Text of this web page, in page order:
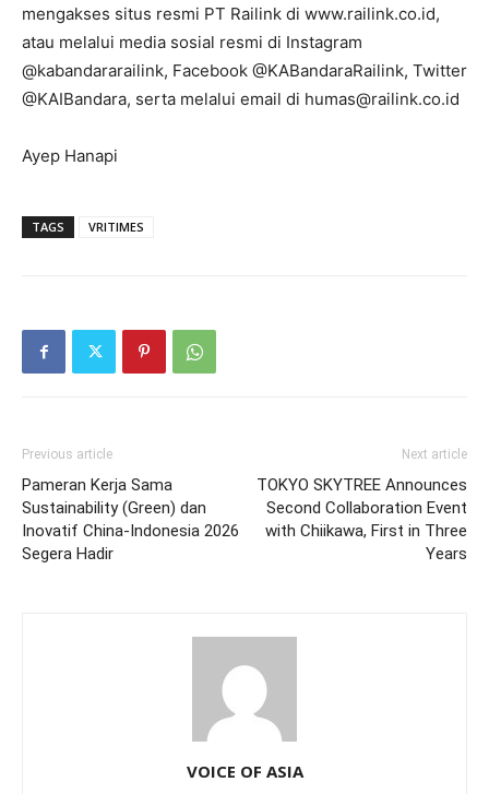
mengakses situs resmi PT Railink di www.railink.co.id,
atau melalui media sosial resmi di Instagram
@kabandararailink, Facebook @KABandaraRailink, Twitter
@KAIBandara, serta melalui email di humas@railink.co.id
Ayep Hanapi
TAGS VRITIMES
Previous article
Pameran Kerja Sama
Sustainability (Green) dan
Inovatif China-Indonesia 2026
Segera Hadir
Next article
TOKYO SKYTREE Announces
Second Collaboration Event
with Chiikawa, First in Three
Years
VOICE OF ASIA